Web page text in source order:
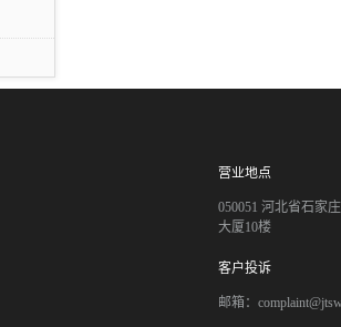
营业地点
050051 河北省石家
大厦10楼
客户投诉
邮箱：